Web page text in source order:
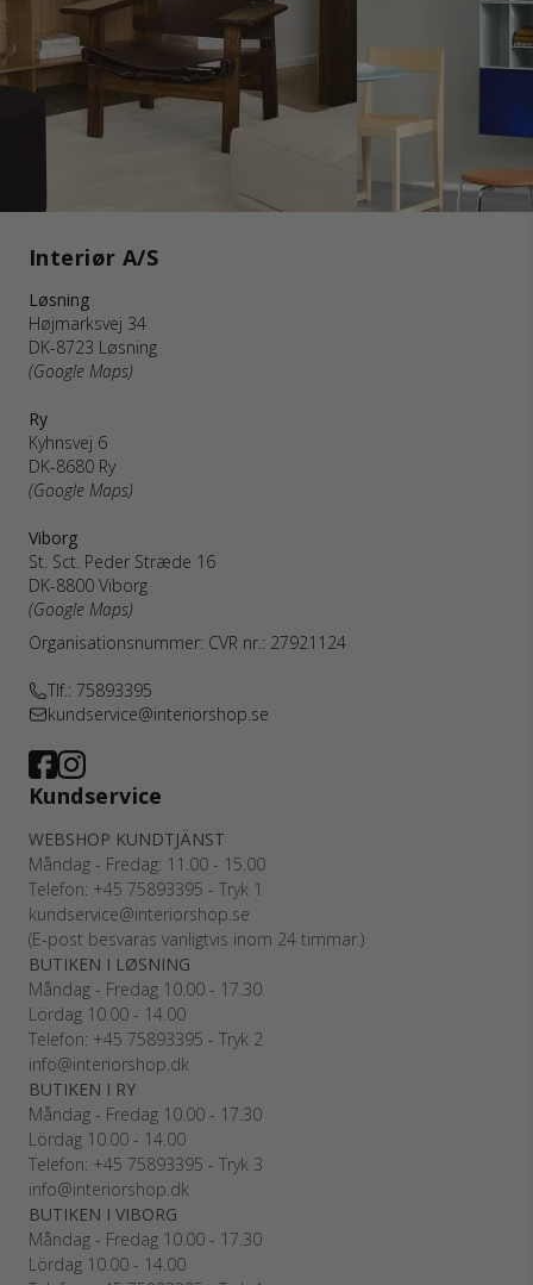
Interiør A/S
Løsning
Højmarksvej 34
DK-8723 Løsning
(Google Maps)
Ry
Kyhnsvej 6
DK-8680 Ry
(Google Maps)
Viborg
St. Sct. Peder Stræde 16
DK-8800 Viborg
(Google Maps)
Organisationsnummer: CVR nr.: 27921124
Tlf.: 75893395
kundservice@interiorshop.se
Kundservice
WEBSHOP KUNDTJÄNST
Måndag - Fredag: 11.00 - 15.00
Telefon: +45 75893395 - Tryk 1
kundservice@interiorshop.se
(E-post besvaras vanligtvis inom 24 timmar.)
BUTIKEN I LØSNING
Måndag - Fredag 10.00 - 17.30
Lördag 10.00 - 14.00
Telefon: +45 75893395 - Tryk 2
info@interiorshop.dk
BUTIKEN I RY
Måndag - Fredag 10.00 - 17.30
Lördag 10.00 - 14.00
Telefon: +45 75893395 - Tryk 3
info@interiorshop.dk
BUTIKEN I VIBORG
Måndag - Fredag 10.00 - 17.30
Lördag 10.00 - 14.00